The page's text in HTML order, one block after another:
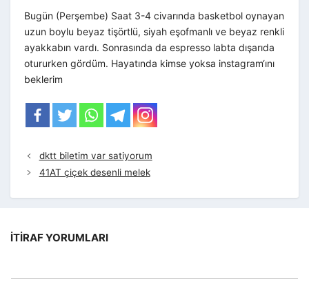
Bugün (Perşembe) Saat 3-4 civarında basketbol oynayan
uzun boylu beyaz tişörtlü, siyah eşofmanlı ve beyaz renkli
ayakkabın vardı. Sonrasında da espresso labta dışarıda
otururken gördüm. Hayatında kimse yoksa instagram‘ını
beklerim
dktt biletim var satiyorum
41AT çiçek desenli melek
İTIRAF YORUMLARI